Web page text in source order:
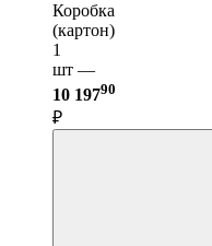
Коробка
(картон)
1
шт —
10 19790
₽